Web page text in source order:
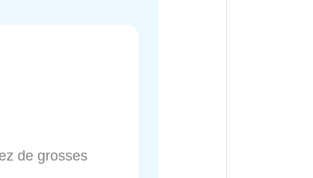
de grosses